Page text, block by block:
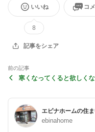
いいね
8
コ
記事をシェア
前の記事
寒くなってくると欲しく
エビナホームの住
ebinahome